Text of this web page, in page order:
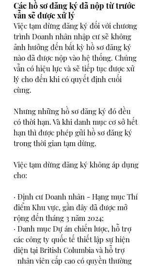
Các hồ sơ đăng ký đã nộp từ trước
vẫn sẽ được xử lý
Việc tạm dừng đăng ký đối với chương
trình Doanh nhân nhập cư sẽ không
ảnh hưởng đến bất kỳ hồ sơ đăng ký
nào đã được nộp vào hệ thống. Chúng
vẫn có hiệu lực và sẽ tiếp tục được xử
lý cho đến khi có quyết định cuối
cùng.
Nhưng những hồ sơ đăng ký đó đều
có thời hạn. Và khi danh mục cơ sở hết
hạn thì được phép gửi hồ sơ đăng ký
trong thời gian tạm dừng.
Việc tạm dừng đăng ký không áp dụng
cho:
· Định cư Doanh nhân - Hạng mục Thí
điểm Khu vực, gần đây đã được mở
rộng đến tháng 3 năm 2024;
· Danh mục Dự án chiến lược, hỗ trợ
các công ty quốc tế thiết lập sự hiện
diện tại British Columbia và hỗ trợ